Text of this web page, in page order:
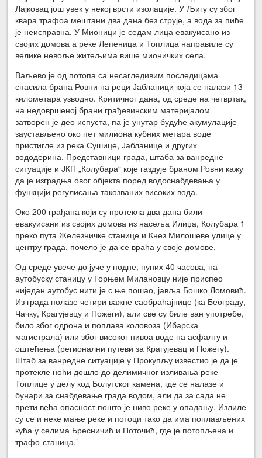
Лајковац још увек у некој врсти изолације. У Љигу су због
квара трафоа мештани два дана без струје, а вода за пиће
је неисправна. У Мионици је седам лица евакуисано из
својих домова а реке Лепеница и Топлица направиле су
велике невоље житељима више мионичких села.
Ваљево је од потопа са несагледивим последицама
спасила брана Ровни на реци Јабланици која се налази 13
километара узводно. Критичног дана, од среде на четвртак,
на недовршеној брани грађевинским материјалом
затворен је део испуста, па је унутар будуће акумулације
заустављено око пет милиона кубних метара воде
пристигле из река Сушице, Јабланице и других
вододерина. Представници града, штаба за ванредне
ситуације и ЈКП „Колубара“ које газдује браном Ровни кажу
да је изградња овог објекта поред водоснабдевања у
функцији регулисања такозваних високих вода.
Око 200 грађана који су протекла два дана били
евакуисани из својих домова из насеља Илиџа, Колубара 1
преко пута Железничке станице и Кнез Милошеве улице у
центру града, почело је да се враћа у своје домове.
Од среде увече до јуче у подне, пуних 40 часова, на
аутобуску станицу у Горњем Милановцу није приспео
ниједан аутобус нити је с ње пошао, јавља Бошко Ломовић.
Из града полазе четири важне саобраћајнице (ка Београду,
Чачку, Крагујевцу и Пожеги), али све су биле ван употребе,
било због одрона и поплава коловоза (Ибарска
магистрала) или због високог нивоа воде на асфалту и
оштећења (регионални путеви за Крагујевац и Пожегу).
Штаб за ванредне ситуације у Прокупљу известио је да је
протекле ноћи дошло до делимичног изливања реке
Топлице у делу код Болутског камена, где се налазе и
бунари за снабдевање града водом, али да за сада не
прети већа опасност пошто је ниво реке у опадању. Излиле
су се и неке мање реке и потоци тако да има поплављених
кућа у селима Бресничић и Поточић, где је потопљена и
трафо-станица.‛